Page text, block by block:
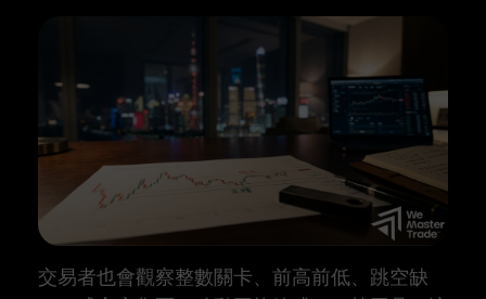
交易者也會觀察整數關卡、前高前低、跳空缺